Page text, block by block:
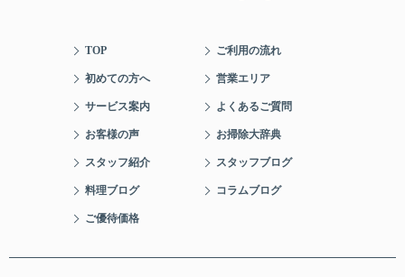
TOP ご利用の流れ
初めての方へ 営業エリア
サービス案内 よくあるご質問
お客様の声 お掃除大辞典
スタッフ紹介 スタッフブログ
料理ブログ コラムブログ
ご優待価格